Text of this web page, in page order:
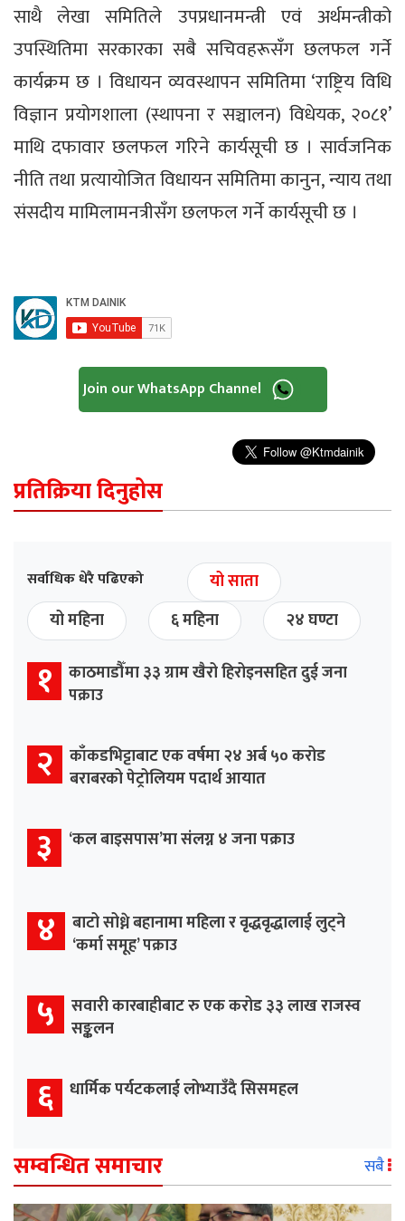
साथै लेखा समितिले उपप्रधानमन्त्री एवं अर्थमन्त्रीको
उपस्थितिमा सरकारका सबै सचिवहरूसँग छलफल गर्ने
कार्यक्रम छ । विधायन व्यवस्थापन समितिमा ‘राष्ट्रिय विधि
विज्ञान प्रयोगशाला (स्थापना र सञ्चालन) विधेयक, २०८१’
माथि दफावार छलफल गरिने कार्यसूची छ । सार्वजनिक
नीति तथा प्रत्यायोजित विधायन समितिमा कानुन, न्याय तथा
संसदीय मामिलामनत्रीसँग छलफल गर्ने कार्यसूची छ ।
Join our WhatsApp Channel
प्रतिक्रिया दिनुहोस
सर्वाधिक धेरै पढिएको
यो साता
यो महिना
६ महिना २४ घण्टा
१ काठमाडौँमा ३३ ग्राम खैरो हिरोइनसहित दुई जना
पक्राउ
२ काँकडभिट्टाबाट एक वर्षमा २४ अर्ब ५० करोड
बराबरको पेट्रोलियम पदार्थ आयात
३ ‘कल बाइसपास’मा संलग्न ४ जना पक्राउ
४ बाटो सोध्ने बहानामा महिला र वृद्धवृद्धालाई लुट्ने
‘कर्मा समूह’ पक्राउ
५ सवारी कारबाहीबाट रु एक करोड ३३ लाख राजस्व
सङ्कलन
६ धार्मिक पर्यटकलाई लोभ्याउँदै सिसमहल
सम्वन्धित समाचार सबै